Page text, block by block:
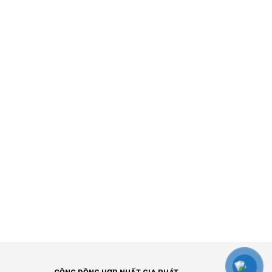
chặn các chuyển động không mong muốn.
từ camera an ninh. Để có hiệu suất tốt nhất,